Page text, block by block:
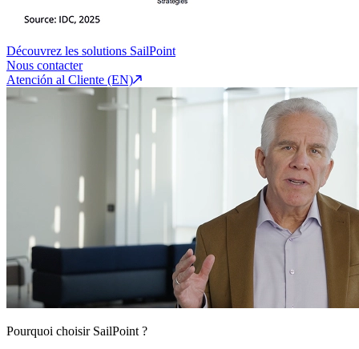
Découvrez les solutions SailPoint
Nous contacter
Atención al Cliente (EN)
Pourquoi choisir SailPoint ?